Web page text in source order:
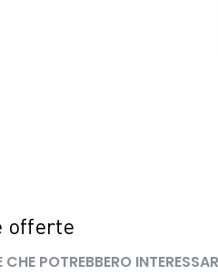
offerte
POTREBBERO